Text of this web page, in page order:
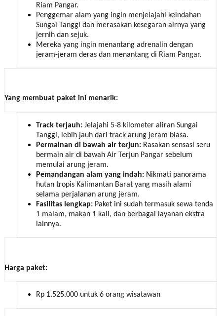
Riam Pangar.
Penggemar alam yang ingin menjelajahi keindahan
Sungai Tanggi dan merasakan kesegaran airnya yang
jernih dan sejuk.
Mereka yang ingin menantang adrenalin dengan
jeram-jeram deras dan menantang di Riam Pangar.
Yang membuat paket ini menarik:
Track terjauh: Jelajahi 5-8 kilometer aliran Sungai
Tanggi, lebih jauh dari track arung jeram biasa.
Permainan di bawah air terjun: Rasakan sensasi seru
bermain air di bawah Air Terjun Pangar sebelum
memulai arung jeram.
Pemandangan alam yang indah: Nikmati panorama
hutan tropis Kalimantan Barat yang masih alami
selama perjalanan arung jeram.
Fasilitas lengkap: Paket ini sudah termasuk sewa tenda
1 malam, makan 1 kali, dan berbagai layanan ekstra
lainnya.
Harga paket:
Rp 1.525.000 untuk 6 orang wisatawan